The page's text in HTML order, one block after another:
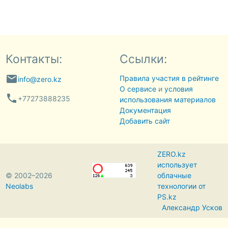
Контакты:
emailinfo@zero.kz
phone +77273888235
Ссылки:
Правила участия в рейтинге
О сервисеи условия
использования материалов
Документация
Добавить сайт
© 2002–2026
Neolabs
ZERO.kz
использует
облачные
технологии от
PS.kz
Александр Усков